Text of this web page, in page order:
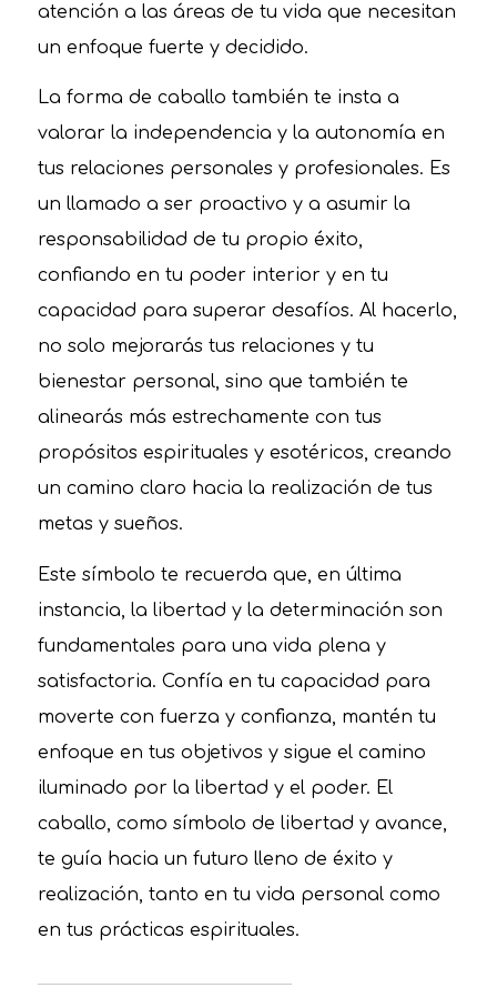
atención a las áreas de tu vida que necesitan
un enfoque fuerte y decidido.
La forma de caballo también te insta a
valorar la independencia y la autonomía en
tus relaciones personales y profesionales. Es
un llamado a ser proactivo y a asumir la
responsabilidad de tu propio éxito,
confiando en tu poder interior y en tu
capacidad para superar desafíos. Al hacerlo,
no solo mejorarás tus relaciones y tu
bienestar personal, sino que también te
alinearás más estrechamente con tus
propósitos espirituales y esotéricos, creando
un camino claro hacia la realización de tus
metas y sueños.
Este símbolo te recuerda que, en última
instancia, la libertad y la determinación son
fundamentales para una vida plena y
satisfactoria. Confía en tu capacidad para
moverte con fuerza y confianza, mantén tu
enfoque en tus objetivos y sigue el camino
iluminado por la libertad y el poder. El
caballo, como símbolo de libertad y avance,
te guía hacia un futuro lleno de éxito y
realización, tanto en tu vida personal como
en tus prácticas espirituales.